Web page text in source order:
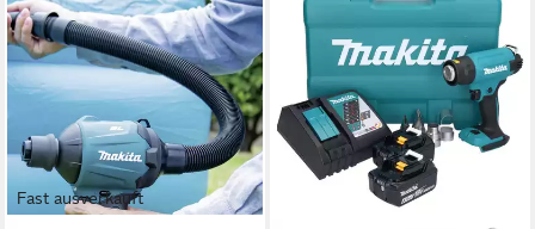
Fast ausverkauft